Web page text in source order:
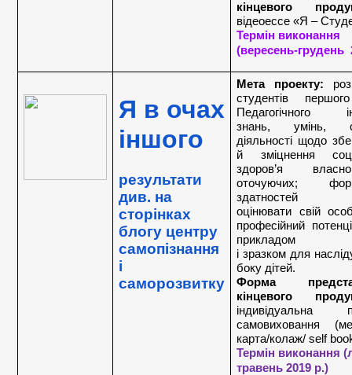
кiнцевого
відеоессе «Я –
Термін виконання
(вересень-грудень
Я в очах
іншого
результати
див. на
сторінках
блогу центру
самопізнання
і
саморозвитку
Мета проекту:
студентів
Педагогічного
знань, умінь,
діяльності щодо
й зміцнення
здоров’я
оточуючих;
здатностей
оцінювати свій
професійний
прикладом
і зразком для
боку дітей.
Форма
кiнцевого
індивідуальна
самовиховання
карта/колаж/ self
Термін виконання
травень 2019 р.)